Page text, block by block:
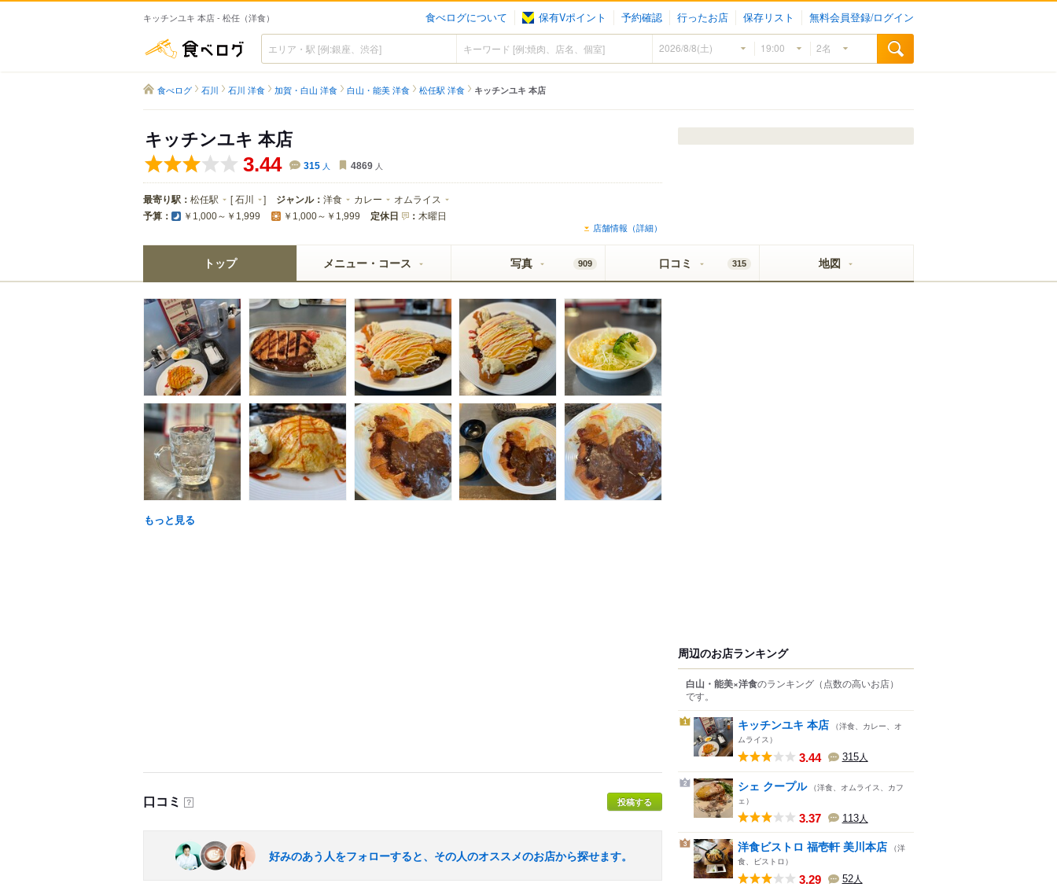
キッチンユキ 本店 - 松任（洋食） 食べログについて 保有Vポイント 予約確認 行ったお店 保存リスト 無料会員登録/ログイン
食べログ
食べログ 石川 石川 洋食 加賀・白山 洋食 白山・能美 洋食 松任駅 洋食 キッチンユキ 本店
キッチンユキ 本店
3.44 315 人 4869 人
最寄り駅： 松任駅 [石川 ] ジャンル： 洋食 カレー オムライス
予算： ￥1,000～￥1,999 ￥1,000～￥1,999 定休日 ： 木曜日
店舗情報（詳細）
トップ メニュー・コース 写真 909 口コミ 315 地図
もっと見る
口コミ ？ 投稿する
好みのあう人をフォローすると、その人のオススメのお店から探せます。
周辺のお店ランキング
白山・能美×洋食のランキング （点数の高いお店）
です。
1 キッチンユキ 本店 （洋食、カレー、オ
ムライス）
3.44 315人
2 シェ クープル （洋食、オムライス、カフ
ェ）
3.37 113人
3 洋食ビストロ 福壱軒 美川本店 （洋
食、ビストロ）
3.29 52人